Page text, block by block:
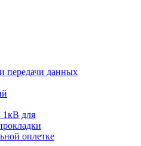
передачи данных
1кВ для
оплетке